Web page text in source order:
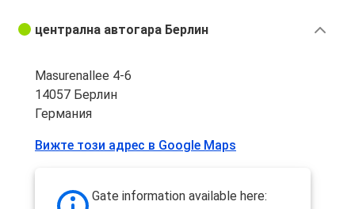
централна автогара Берлин
Masurenallee 4-6
14057 Берлин
Германия
Вижте този адрес в Google Maps
Gate information available here: